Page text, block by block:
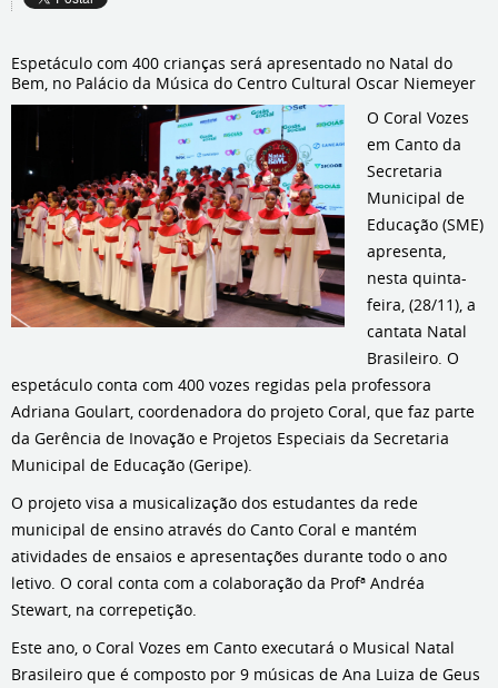
Espetáculo com 400 crianças será apresentado no Natal do
Bem, no Palácio da Música do Centro Cultural Oscar Niemeyer
O Coral Vozes
em Canto da
Secretaria
Municipal de
Educação (SME)
apresenta,
nesta quinta-
feira, (28/11), a
cantata Natal
Brasileiro. O
espetáculo conta com 400 vozes regidas pela professora
Adriana Goulart, coordenadora do projeto Coral, que faz parte
da Gerência de Inovação e Projetos Especiais da Secretaria
Municipal de Educação (Geripe).
O projeto visa a musicalização dos estudantes da rede
municipal de ensino através do Canto Coral e mantém
atividades de ensaios e apresentações durante todo o ano
letivo. O coral conta com a colaboração da Profª Andréa
Stewart, na correpetição.
Este ano, o Coral Vozes em Canto executará o Musical Natal
Brasileiro que é composto por 9 músicas de Ana Luiza de Geus